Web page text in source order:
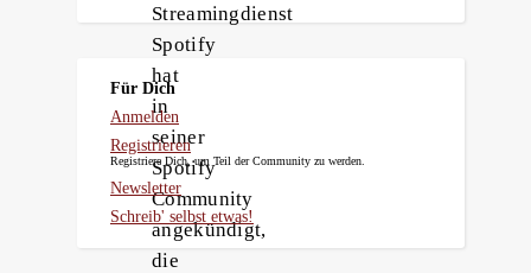
Streamingdienst
Spotify
hat
in
seiner
Spotify
Community
angekündigt,
die
Für Dich
Anmelden
Registrieren
Registriere Dich, um Teil der Community zu werden.
Newsletter
Schreib' selbst etwas!